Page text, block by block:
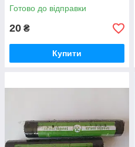
Готово до відправки
20 ₴
Купити